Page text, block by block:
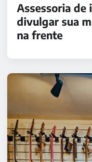
Assessoria de
divulgar sua
na frente